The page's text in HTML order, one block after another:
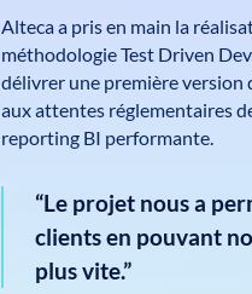
Alteca a pris en main la
méthodologie Test Driven
délivrer une première version
aux attentes réglementaires
reporting BI performante.
“Le projet nous a
clients en pouvant
plus vite.”